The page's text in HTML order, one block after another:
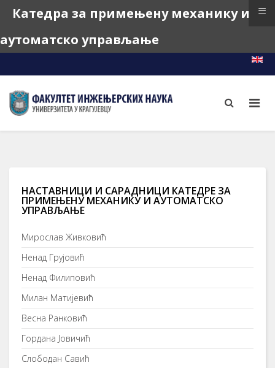
e-Learning
НАСТАВНИЦИ И САРАДНИЦИ КАТЕДРЕ ЗА
ПРИМЕЊЕНУ МЕХАНИКУ И АУТОМАТСКО
УПРАВЉАЊЕ
Мирослав Живковић
Ненад Грујовић
Ненад Филиповић
Милан Матијевић
Весна Ранковић
Гордана Јовичић
Слободан Савић
Катедра за примењену механику и
аутоматско управљање
≡